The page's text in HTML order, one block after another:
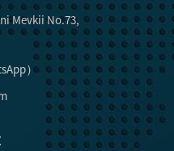
Mevkii No.73,
）